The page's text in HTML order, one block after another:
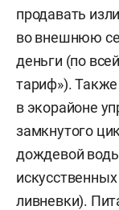
продавать
во внешнюю
деньги (по
тариф»).
в экорайоне
замкнутого
дождевой
ливневки).